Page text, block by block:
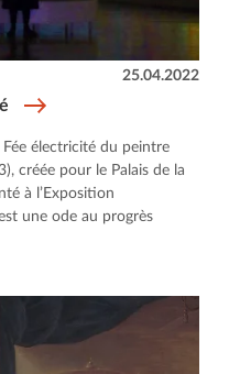
25.04.2022
électricité du peintre
créée pour le Palais de la
à l’Exposition
une ode au progrès